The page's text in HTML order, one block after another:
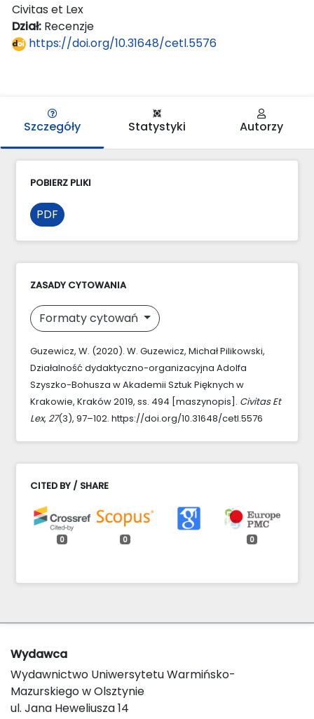
Civitas et Lex
Dział: Recenzje
https://doi.org/10.31648/cetl.5576
Szczegóły Statystyki Autorzy
POBIERZ PLIKI
PDF
ZASADY CYTOWANIA
Formaty cytowań
Guzewicz, W. (2020). W. Guzewicz, Michał Pilikowski,
Działalność dydaktyczno-organizacyjna Adolfa
Szyszko-Bohusza w Akademii Sztuk Pięknych w
Krakowie, Kraków 2019, ss. 494 [maszynopis]. Civitas Et
Lex, 27(3), 97–102. https://doi.org/10.31648/cetl.5576
CITED BY / SHARE
0 0 0
Wydawca
Wydawnictwo Uniwersytetu Warmińsko-
Mazurskiego w Olsztynie
ul. Jana Heweliusza 14